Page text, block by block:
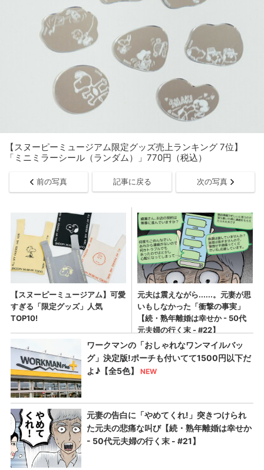
【スヌーピーミュージアム限定グッズ売上ランキング 7位】
「ミニミラーシール（ランダム）」770円（税込）
前の写真 記事に戻る 次の写真